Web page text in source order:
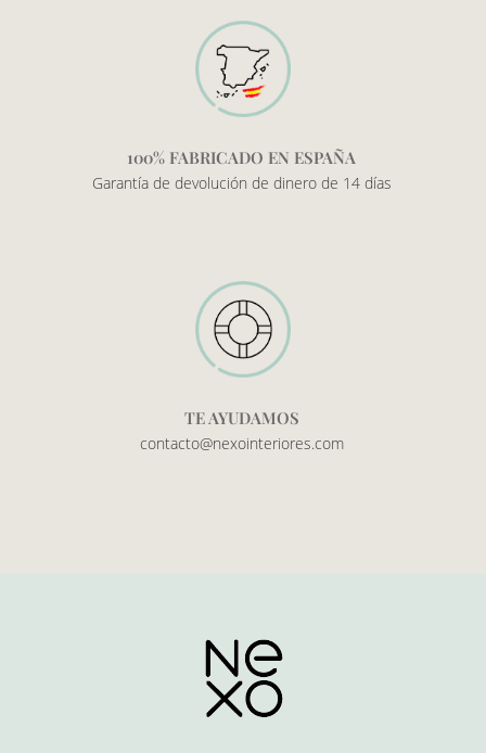
100% FABRICADO EN ESPAÑA
Garantía de devolución de dinero de 14 días
TE AYUDAMOS
contacto@nexointeriores.com